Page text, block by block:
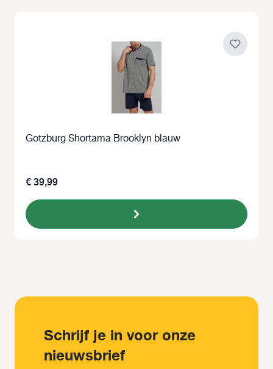
Gotzburg Shortama Brooklyn blauw
€ 39,99
Schrijf je in voor onze
nieuwsbrief